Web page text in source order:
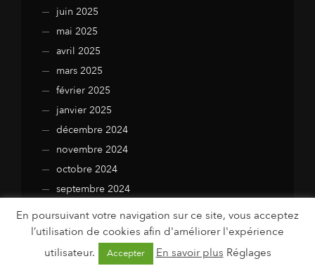
juin 2025
mai 2025
avril 2025
mars 2025
février 2025
janvier 2025
décembre 2024
novembre 2024
octobre 2024
septembre 2024
août 2024
juillet 2024
juin 2024
En poursuivant votre navigation sur ce site, vous acceptez
l’utilisation de cookies afin d'améliorer l'expérience
utilisateur.
Accepter En savoir plus Réglages